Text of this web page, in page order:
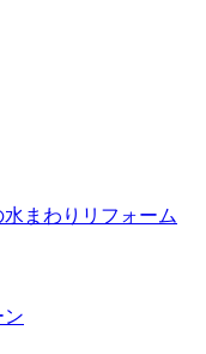
まわりリフォーム
ン